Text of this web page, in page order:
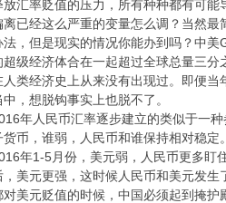
放汇率贬值的压力，所有种种都有可能
离已经这么严重的变量怎么调？当然
法，但是现实的情况你能办到吗？中
超级经济体合在一起超过全球总量三
人类经济史上从来没有出现过。即便
中，想脱钩事实上也脱不了。
年人民币汇率逐步建立的类似于一
币，谁弱，人民币和谁保持相对稳定。
年1-5月份，美元弱，人民币更多盯
，美元更强，这时候人民币和美元发
对美元贬值的时候，中国必须起到掩